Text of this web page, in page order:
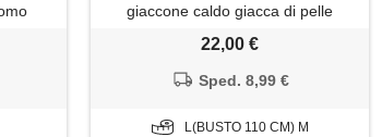
lunghi
giaccone caldo giacca di pelle
cappotto spesso abbronzatura m
22,00 €
Sped. 8,99 €
L(BUSTO 110 CM) M